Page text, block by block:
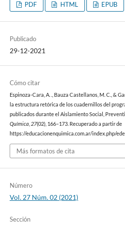
PDF HTML EPUB
Publicado
29-12-2021
Cómo citar
Espinoza-Cara, A. ., Bauza Castellanos, M. C., &
la estructura retórica de los cuadernillos del
publicados durante el Aislamiento Social,
Química 27(02), 166–173. Recuperado a partir de
https://educacionenquimica.com.ar/index.php/
Más formatos de cita
Número
Vol. 27 Núm. 02 (2021)
Sección